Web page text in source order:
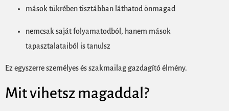
mások tükrében tisztábban láthatod önmagad
nemcsak saját folyamatodból, hanem mások
tapasztalataiból is tanulsz
Ez egyszerre személyes és szakmailag gazdagító élmény.
Mit vihetsz magaddal?